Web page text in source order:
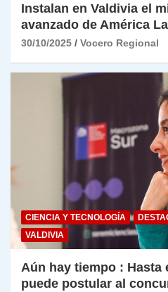
Instalan en Valdivia el
avanzado de América
30/10/2025 Vocero Regional
CIENCIA Y TECNOLOGÍA
VALDIVIA
Aún hay tiempo : Hasta
puede postular al